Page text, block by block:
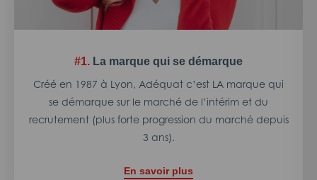
#1. La marque qui se démarque
Créé en 1987 à Lyon, Adéquat c’est LA marque qui
se démarque sur le marché de l’intérim et du
recrutement (plus forte progression du marché depuis
3 ans).
En savoir plus